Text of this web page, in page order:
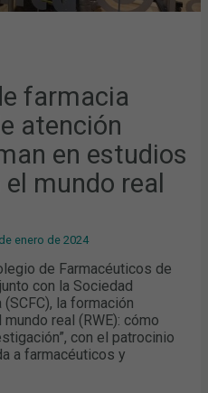
farmacia
atención
en estudios
mundo real
enero de 2024
de Farmacéuticos de
con la Sociedad
la formación
real (RWE): cómo
con el patrocinio
a farmacéuticos y